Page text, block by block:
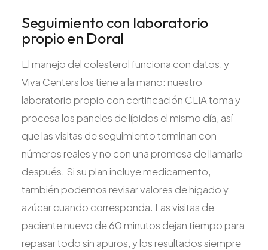
Seguimiento con laboratorio
propio en Doral
El manejo del colesterol funciona con datos, y
Viva Centers los tiene a la mano: nuestro
laboratorio propio con certificación CLIA toma y
procesa los paneles de lípidos el mismo día, así
que las visitas de seguimiento terminan con
números reales y no con una promesa de llamarlo
después. Si su plan incluye medicamento,
también podemos revisar valores de hígado y
azúcar cuando corresponda. Las visitas de
paciente nuevo de 60 minutos dejan tiempo para
repasar todo sin apuros, y los resultados siempre